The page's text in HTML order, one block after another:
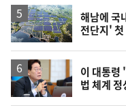
해남에 국
전단지' 첫
이 대통령
법 체계